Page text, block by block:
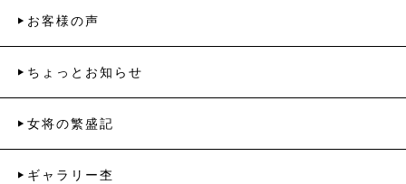
お客様の声
ちょっとお知らせ
女将の繁盛記
ギャラリー杢